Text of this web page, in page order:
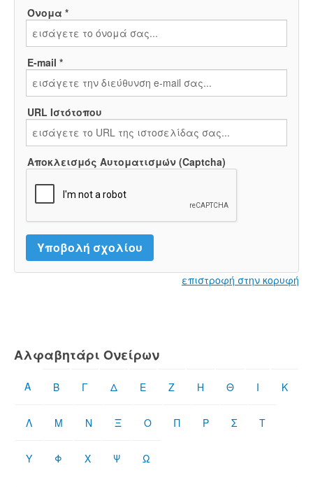
Όνομα *
E-mail *
URL Ιστότοπου
Αποκλεισμός Αυτοματισμών (Captcha)
επιστροφή στην κορυφή
Αλφαβητάρι Ονείρων
Α Β Γ Δ Ε Ζ Η Θ Ι Κ
Λ Μ Ν Ξ Ο Π Ρ Σ Τ
Υ Φ Χ Ψ Ω